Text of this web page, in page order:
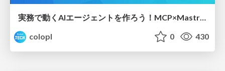
実務で動くAIエージェントを作ろう！MCP×Mastraをライブコーディングで実践
colopl
0 430